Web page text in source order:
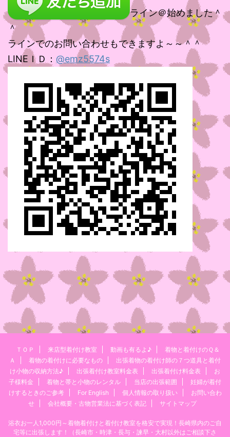
ライン＠始めました＾
＾
ラインでのお問い合わせもできますよ～～＾＾
LINEＩＤ： @emz5574s
ＴＯＰ 来店型着付け教室 動画も有るよ♪
着物と着付けのＱ＆
Ａ
着物の着付けに必要なもの
出張着物の着付け師の７つ道具と着付
け小物の収納方法♪
出張着付け教室料金表 出張着付け料金表
お
子様料金
着物と帯と小物のレンタル 当店の出張範囲
妊婦が着付
けするときのご参考
For English 個人情報の取り扱い
お問い合わ
せ
会社概要・古物営業法に基づく表記 サイトマップ
浴衣お一人1,000円～着物着付けと着付け教室を格安で実現！長崎県内のご自
宅等に出張します！（長崎市・時津・長与・諫早・大村以外はご相談下さ